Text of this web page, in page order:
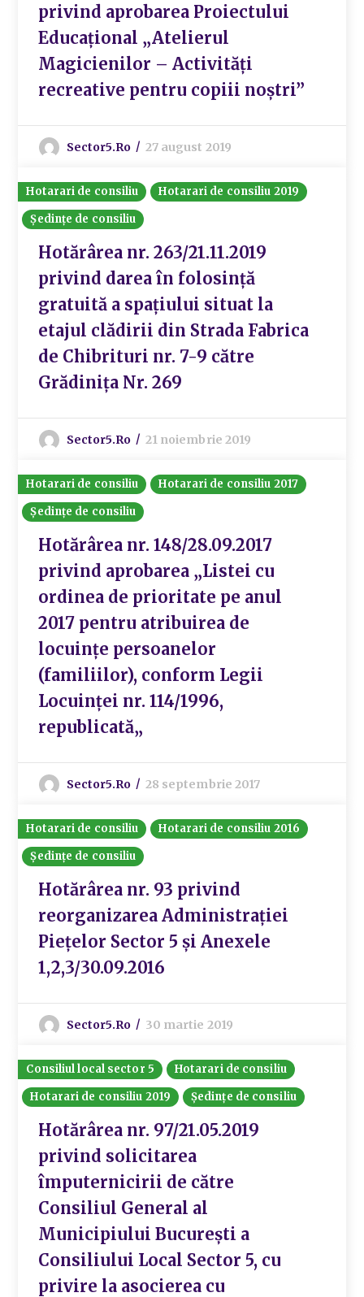
privind aprobarea Proiectului
Educațional „Atelierul
Magicienilor – Activități
recreative pentru copiii noștri”
Sector5.ro 27 august 2019
Hotarari de consiliu
Hotarari de consiliu 2019
Ședințe de consiliu
Hotărârea nr. 263/21.11.2019
privind darea în folosință
gratuită a spațiului situat la
etajul clădirii din Strada Fabrica
de Chibrituri nr. 7-9 către
Grădinița Nr. 269
Sector5.ro 21 noiembrie 2019
Hotarari de consiliu
Hotarari de consiliu 2017
Ședințe de consiliu
Hotărârea nr. 148/28.09.2017
privind aprobarea „Listei cu
ordinea de prioritate pe anul
2017 pentru atribuirea de
locuințe persoanelor
(familiilor), conform Legii
Locuinței nr. 114/1996,
republicată„
Sector5.ro 28 septembrie 2017
Hotarari de consiliu
Hotarari de consiliu 2016
Ședințe de consiliu
Hotărârea nr. 93 privind
reorganizarea Administrației
Piețelor Sector 5 și Anexele
1,2,3/30.09.2016
Sector5.ro 30 martie 2019
Consiliul local sector 5
Hotarari de consiliu
Hotarari de consiliu 2019
Ședințe de consiliu
Hotărârea nr. 97/21.05.2019
privind solicitarea
împuternicirii de către
Consiliul General al
Municipiului București a
Consiliului Local Sector 5, cu
privire la asocierea cu